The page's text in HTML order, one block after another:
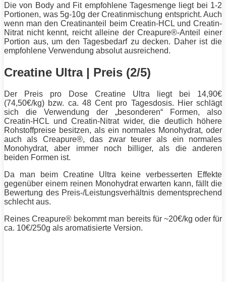
Die von Body and Fit empfohlene Tagesmenge liegt bei 1-2
Portionen, was 5g-10g der Creatinmischung entspricht. Auch
wenn man den Creatinanteil beim Creatin-HCL und Creatin-
Nitrat nicht kennt, reicht alleine der Creapure®-Anteil einer
Portion aus, um den Tagesbedarf zu decken. Daher ist die
empfohlene Verwendung absolut ausreichend.
Creatine Ultra | Preis (2/5)
Der Preis pro Dose Creatine Ultra liegt bei 14,90€
(74,50€/kg) bzw. ca. 48 Cent pro Tagesdosis. Hier schlägt
sich die Verwendung der „besonderen“ Formen, also
Creatin-HCL und Creatin-Nitrat wider, die deutlich höhere
Rohstoffpreise besitzen, als ein normales Monohydrat, oder
auch als Creapure®, das zwar teurer als ein normales
Monohydrat, aber immer noch billiger, als die anderen
beiden Formen ist.
Da man beim Creatine Ultra keine verbesserten Effekte
gegenüber einem reinen Monohydrat erwarten kann, fällt die
Bewertung des Preis-/Leistungsverhältnis dementsprechend
schlecht aus.
Reines Creapure® bekommt man bereits für ~20€/kg oder für
ca. 10€/250g als aromatisierte Version.